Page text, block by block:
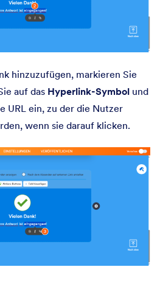
hinzuzufügen, markieren Sie
auf das Hyperlink-Symbol und
URL ein, zu der die Nutzer
wenn sie darauf klicken.